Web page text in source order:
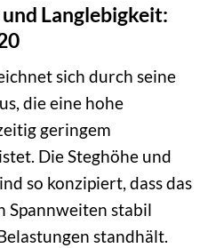
Langlebigkeit:
sich durch seine
die eine hohe
geringem
Die Steghöhe und
so konzipiert, dass das
Spannweiten stabil
standhält.